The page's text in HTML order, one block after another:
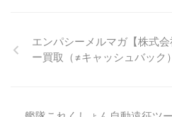
エンパシーメルマガ【株式
ー買取（≠キャッシュバック）